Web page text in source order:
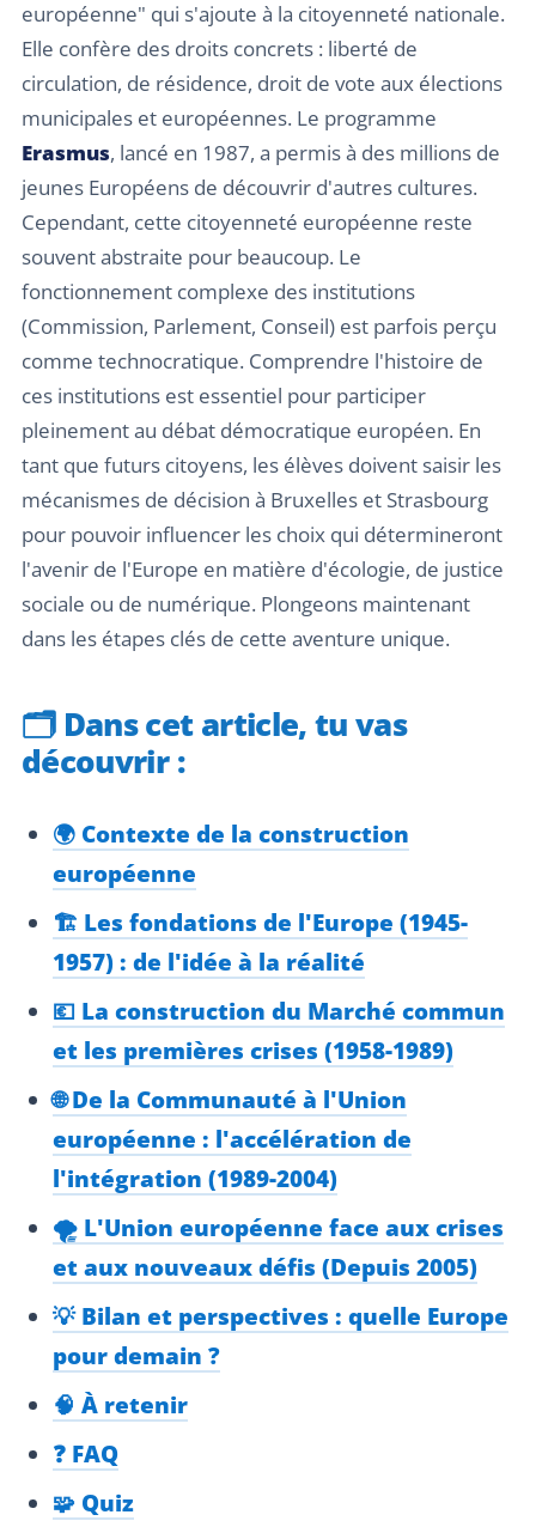
européenne" qui s'ajoute à la citoyenneté nationale.
Elle confère des droits concrets : liberté de
circulation, de résidence, droit de vote aux élections
municipales et européennes. Le programme
Erasmus, lancé en 1987, a permis à des millions de
jeunes Européens de découvrir d'autres cultures.
Cependant, cette citoyenneté européenne reste
souvent abstraite pour beaucoup. Le
fonctionnement complexe des institutions
(Commission, Parlement, Conseil) est parfois perçu
comme technocratique. Comprendre l'histoire de
ces institutions est essentiel pour participer
pleinement au débat démocratique européen. En
tant que futurs citoyens, les élèves doivent saisir les
mécanismes de décision à Bruxelles et Strasbourg
pour pouvoir influencer les choix qui détermineront
l'avenir de l'Europe en matière d'écologie, de justice
sociale ou de numérique. Plongeons maintenant
dans les étapes clés de cette aventure unique.
🗂️ Dans cet article, tu vas
découvrir :
🌍 Contexte de la construction
européenne
🏗️ Les fondations de l'Europe (1945-
1957) : de l'idée à la réalité
💶 La construction du Marché commun
et les premières crises (1958-1989)
🌐 De la Communauté à l'Union
européenne : l'accélération de
l'intégration (1989-2004)
🌪️ L'Union européenne face aux crises
et aux nouveaux défis (Depuis 2005)
💡 Bilan et perspectives : quelle Europe
pour demain ?
🧠 À retenir
❓ FAQ
🧩 Quiz